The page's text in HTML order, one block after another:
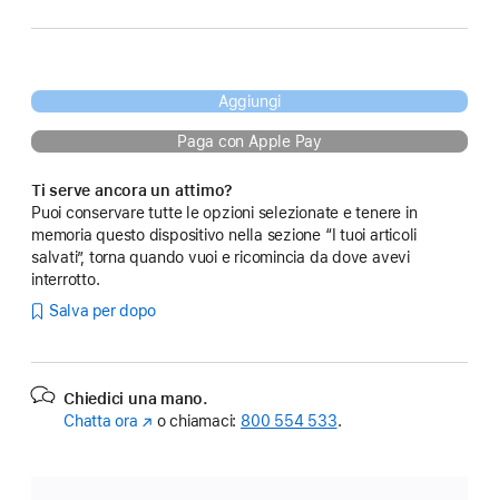
Aggiungi
Paga con Apple Pay
Ti serve ancora un attimo?
Puoi conservare tutte le opzioni selezionate e tenere in
memoria questo dispositivo nella sezione “I tuoi articoli
salvati”, torna quando vuoi e ricomincia da dove avevi
interrotto.
Salva per dopo
Chiedici una mano.
Chatta ora (Si o chiamaci: 800 554 533.